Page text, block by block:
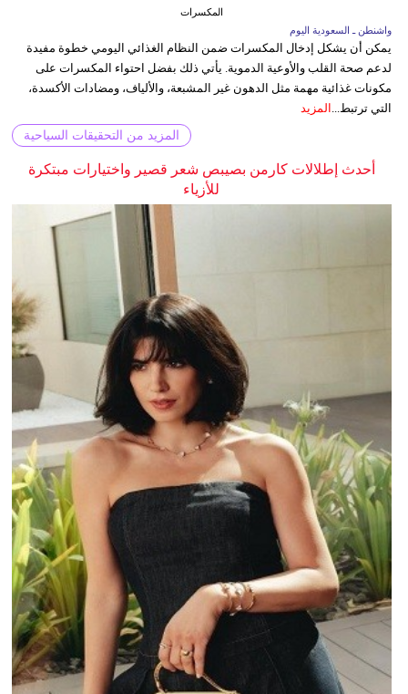
المكسرات
واشنطن ـ السعودية اليوم
يمكن أن يشكل إدخال المكسرات ضمن النظام الغذائي اليومي خطوة مفيدة
لدعم صحة القلب والأوعية الدموية. يأتي ذلك بفضل احتواء المكسرات على
مكونات غذائية مهمة مثل الدهون غير المشبعة، والألياف، ومضادات الأكسدة،
التي ترتبط... المزيد
المزيد من التحقيقات السياحية
أحدث إطلالات كارمن بصيبص شعر قصير واختيارات مبتكرة
للأزياء